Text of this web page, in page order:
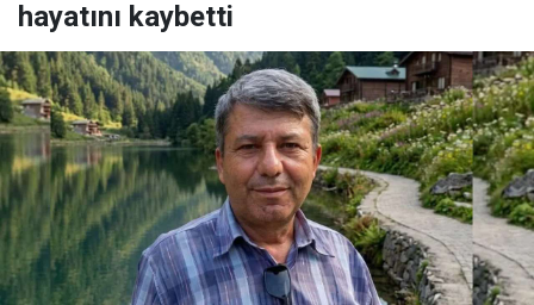
hayatını kaybetti